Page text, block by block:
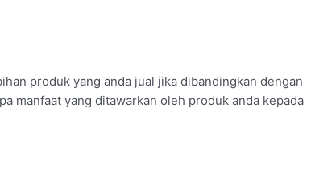
produk yang anda jual jika dibandingkan dengan
manfaat yang ditawarkan oleh produk anda kepada